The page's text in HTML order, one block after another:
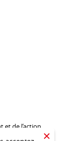
CLOSE
de l’action